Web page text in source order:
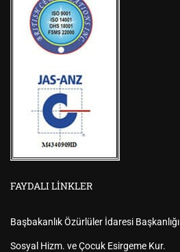
FAYDALI LINKLER
Başbakanlık Özürlüler İdaresi Başkanlığı
Sosyal Hizm. ve Çocuk Esirgeme Kur.